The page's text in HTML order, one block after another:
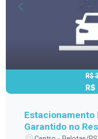
R$
Estacionamento
Garantido no